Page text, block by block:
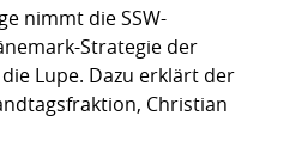
nimmt die SSW-
Strategie der
Lupe. Dazu erklärt der
Christian